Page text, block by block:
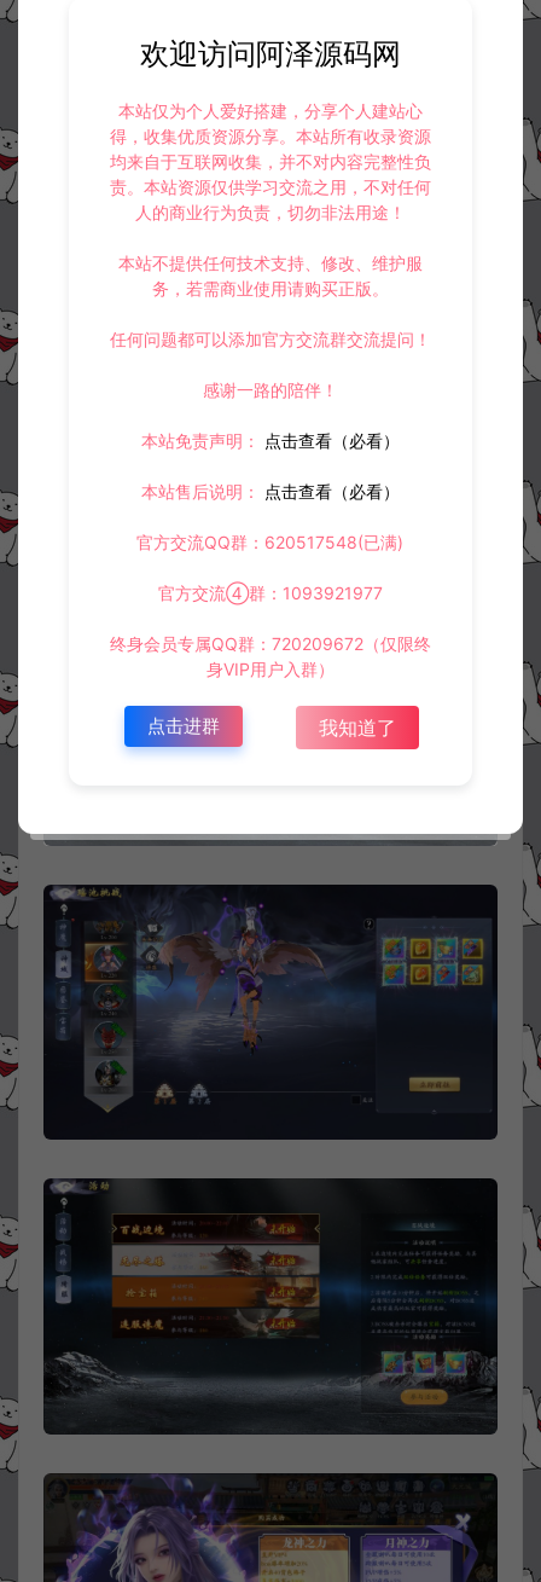
欢迎访问阿泽源码网
本站仅为个人爱好搭建，分享个人建站心
得，收集优质资源分享。本站所有收录资源
均来自于互联网收集，并不对内容完整性负
责。本站资源仅供学习交流之用，不对任何
人的商业行为负责，切勿非法用途！
本站不提供任何技术支持、修改、维护服
务，若需商业使用请购买正版。
任何问题都可以添加官方交流群交流提问！
感谢一路的陪伴！
本站免责声明： 点击查看（必看）
本站售后说明： 点击查看（必看）
官方交流QQ群：620517548(已满)
官方交流④群：1093921977
终身会员专属QQ群：720209672（仅限终
身VIP用户入群）
点击进群 我知道了